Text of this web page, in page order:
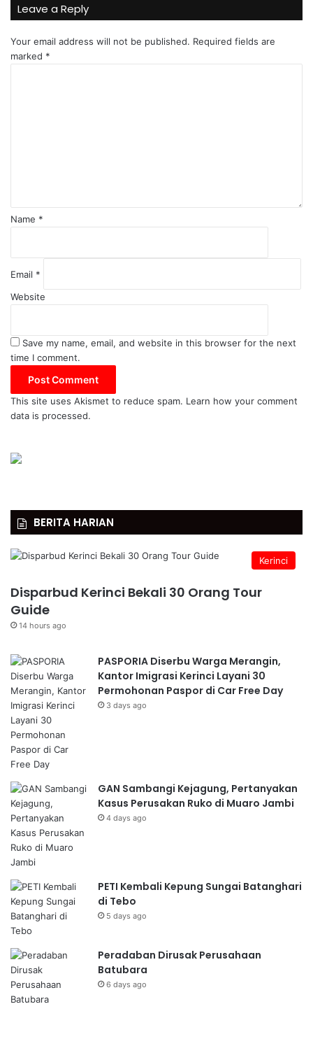
Leave a Reply
Your email address will not be published. Required fields are
marked *
Name *
Email *
Website
Save my name, email, and website in this browser for the next
time I comment.
This site uses Akismet to reduce spam. Learn how your comment
data is processed.
BERITA HARIAN
Kerinci
Disparbud Kerinci Bekali 30 Orang Tour
Guide
14 hours ago
PASPORIA Diserbu Warga Merangin,
Kantor Imigrasi Kerinci Layani 30
Permohonan Paspor di Car Free Day
3 days ago
GAN Sambangi Kejagung, Pertanyakan
Kasus Perusakan Ruko di Muaro Jambi
4 days ago
PETI Kembali Kepung Sungai Batanghari
di Tebo
5 days ago
Peradaban Dirusak Perusahaan
Batubara
6 days ago